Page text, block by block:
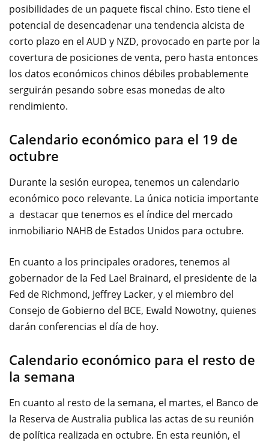
posibilidades de un paquete fiscal chino. Esto tiene el
potencial de desencadenar una tendencia alcista de
corto plazo en el AUD y NZD, provocado en parte por la
covertura de posiciones de venta, pero hasta entonces
los datos económicos chinos débiles probablemente
serguirán pesando sobre esas monedas de alto
rendimiento.
Calendario económico para el 19 de
octubre
Durante la sesión europea, tenemos un calendario
económico poco relevante. La única noticia importante
a destacar que tenemos es el índice del mercado
inmobiliario NAHB de Estados Unidos para octubre.
En cuanto a los principales oradores, tenemos al
gobernador de la Fed Lael Brainard, el presidente de la
Fed de Richmond, Jeffrey Lacker, y el miembro del
Consejo de Gobierno del BCE, Ewald Nowotny, quienes
darán conferencias el día de hoy.
Calendario económico para el resto de
la semana
En cuanto al resto de la semana, el martes, el Banco de
la Reserva deAustralia publica las actas de su reunión
de política realizada en octubre. En esta reunión, el